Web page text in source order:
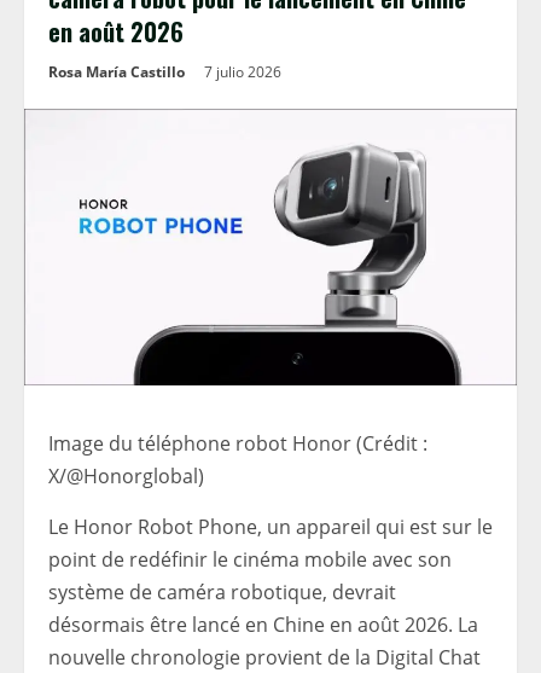
en août 2026
Rosa María Castillo 7 julio 2026
Image du téléphone robot Honor (Crédit :
X/@Honorglobal)
Le Honor Robot Phone, un appareil qui est sur le
point de redéfinir le cinéma mobile avec son
système de caméra robotique, devrait
désormais être lancé en Chine en août 2026. La
nouvelle chronologie provient de la Digital Chat